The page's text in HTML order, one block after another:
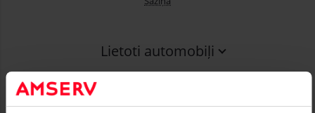
Lietoti automobiļi
Serviss